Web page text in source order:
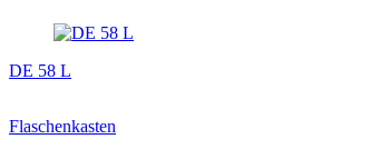
DE 58 L
Flaschenkasten